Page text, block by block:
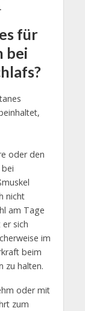
für
bei
oder den
nicht
am Tage
sich
im
beim
zu halten.
oder mit
zum